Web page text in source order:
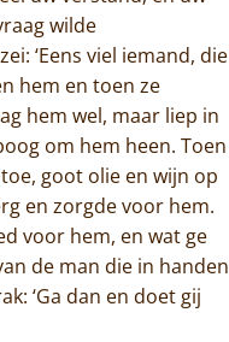
wilde
‘Eens viel iemand, die
hem en toen ze
hem wel, maar liep in
om hem heen. Toen
goot olie en wijn op
en zorgde voor hem.
voor hem, en wat ge
de man die in handen
‘Ga dan en doet gij